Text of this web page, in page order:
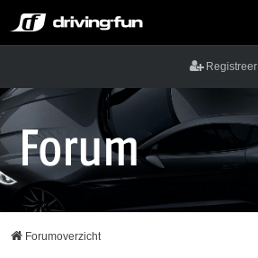
Registreer
Forumoverzicht